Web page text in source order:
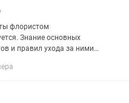
флористом
основных
и правил ухода за ними.
вкуса,